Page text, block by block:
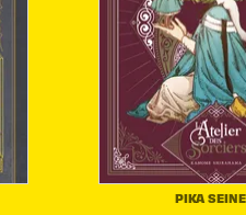
PIKA